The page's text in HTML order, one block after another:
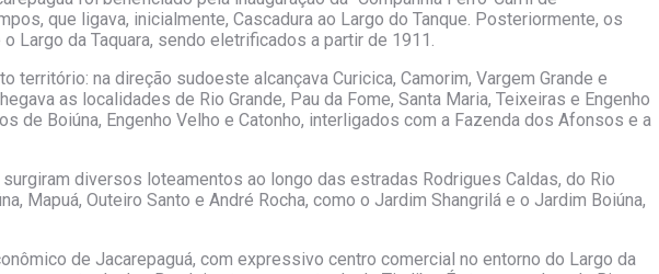
que ligava, inicialmente, Cascadura ao Largo do Tanque. Posteriormente, os
Largo da Taquara, sendo eletrificados a partir de 1911.
território: na direção sudoeste alcançava Curicica, Camorim, Vargem Grande e
as localidades de Rio Grande, Pau da Fome, Santa Maria, Teixeiras e Engenho
de Boiúna, Engenho Velho e Catonho, interligados com a Fazenda dos Afonsos e a
diversos loteamentos ao longo das estradas Rodrigues Caldas, do Rio
Mapuá, Outeiro Santo e André Rocha, como o Jardim Shangrilá e o Jardim Boiúna,
de Jacarepaguá, com expressivo centro comercial no entorno do Largo da